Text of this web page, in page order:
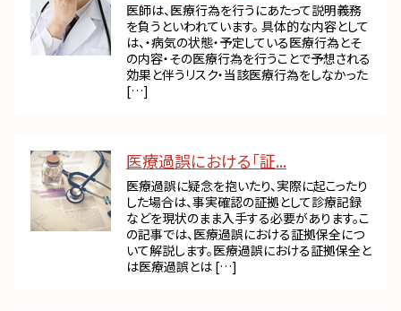
医師は、医療行為を行うにあたって説明義務
を負うといわれています。 具体的な内容として
は、・病気の状態・予定している医療行為とそ
の内容・その医療行為を行うことで予想される
効果と伴うリスク・当該医療行為をしなかった
[…]
医療過誤における「証...
医療過誤に疑念を抱いたり、実際に起こったり
した場合は、事実確認の証拠として診療記録
などを現状のまま入手する必要があります。こ
の記事では、医療過誤における証拠保全につ
いて解説します。医療過誤における証拠保全と
は医療過誤とは […]